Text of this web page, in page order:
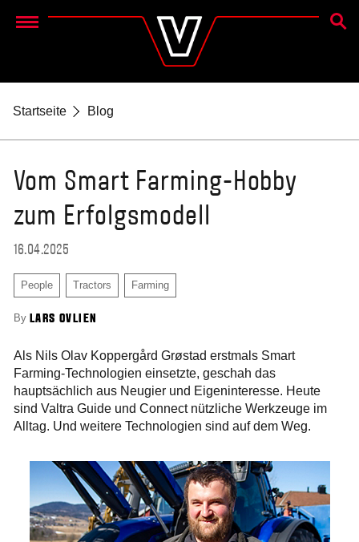
Menu
Startseite Blog
Vom Smart Farming-Hobby
zum Erfolgsmodell
16.04.2025
People Tractors Farming
By LARS OVLIEN
Als Nils Olav Koppergård Grøstad erstmals Smart
Farming-Technologien einsetzte, geschah das
hauptsächlich aus Neugier und Eigeninteresse. Heute
sind Valtra Guide und Connect nützliche Werkzeuge im
Alltag. Und weitere Technologien sind auf dem Weg.